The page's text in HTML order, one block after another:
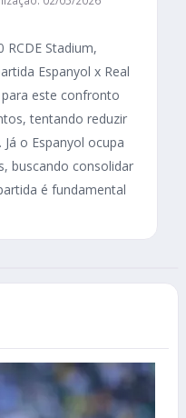
Stadium,
Espanyol x Real
este confronto
tentando reduzir
o Espanyol ocupa
buscando consolidar
é fundamental